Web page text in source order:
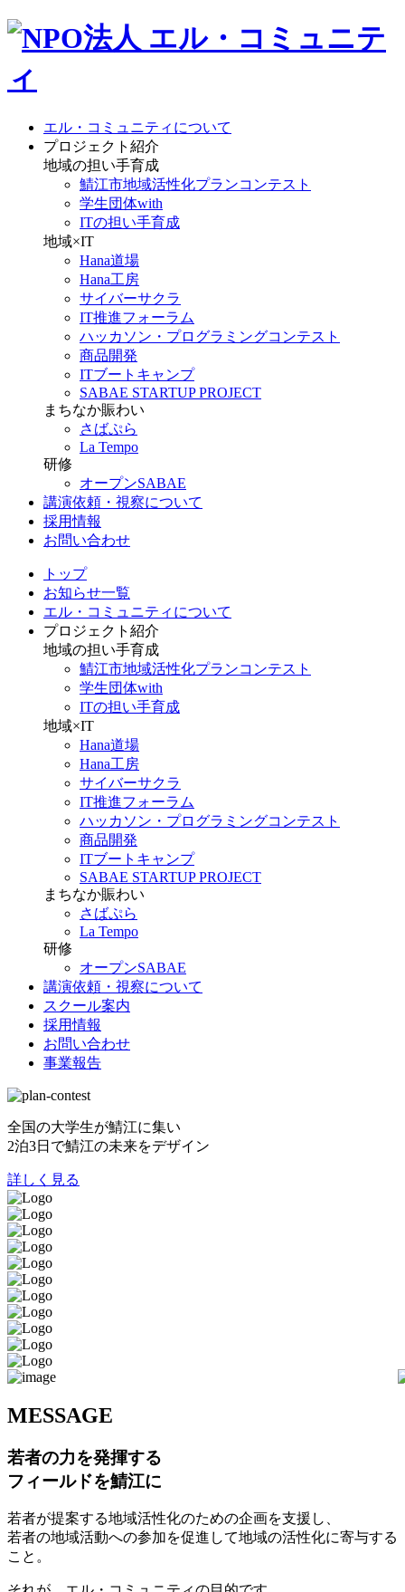
エル・コミュニティについて
プロジェクト紹介
地域の担い手育成
鯖江市地域活性化プランコンテスト
学生団体with
ITの担い手育成
地域×IT
Hana道場
Hana工房
サイバーサクラ
IT推進フォーラム
ハッカソン・プログラミングコンテスト
商品開発
ITブートキャンプ
SABAE STARTUP PROJECT
まちなか賑わい
さばぷら
La Tempo
研修
オープンSABAE
講演依頼・視察について
採用情報
お問い合わせ
トップ
お知らせ一覧
エル・コミュニティについて
プロジェクト紹介
地域の担い手育成
鯖江市地域活性化プランコンテスト
学生団体with
ITの担い手育成
地域×IT
Hana道場
Hana工房
サイバーサクラ
IT推進フォーラム
ハッカソン・プログラミングコンテスト
商品開発
ITブートキャンプ
SABAE STARTUP PROJECT
まちなか賑わい
さばぷら
La Tempo
研修
オープンSABAE
講演依頼・視察について
スクール案内
採用情報
お問い合わせ
事業報告
全国の大学生が鯖江に集い
2泊3日で鯖江の未来をデザイン
詳しく見る
MESSAGE
若者の力を発揮する
フィールドを鯖江に
若者が提案する地域活性化のための企画を支援し、
若者の地域活動への参加を促進して地域の活性化に寄与する
こと。